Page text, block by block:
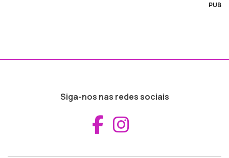
PUB
Siga-nos nas redes sociais
Aceder ao